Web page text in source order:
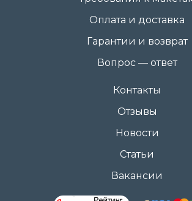
Оплата и доставка
Гарантии и возврат
Вопрос — ответ
Контакты
Отзывы
Новости
Статьи
Вакансии